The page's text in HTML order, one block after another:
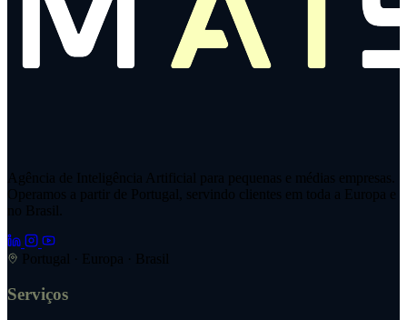
Agência de Inteligência Artificial para pequenas e médias empresas.
Operamos a partir de Portugal, servindo clientes em toda a Europa e
no Brasil.
Portugal · Europa · Brasil
Serviços